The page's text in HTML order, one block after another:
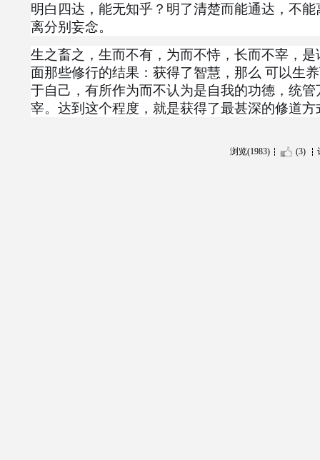
明白四达，能无知乎？明了清楚而能通达，不
离分别妄念。
生之畜之，生而不有，为而不恃，长而不宰，
面那些修行的结果：获得了智慧，那么 可以生
于自己，有所作为而不认为是自我的功德，统
宰。达到这个程度，就是获得了最甚深的修道方
浏览(1983) (3)